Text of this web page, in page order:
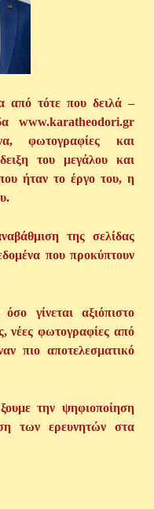
από τότε που δειλά –
www.karatheodori.gr
φωτογραφίες και
του μεγάλου και
ήταν το έργο του, η
της σελίδας
που προκύπτουν
γίνεται αξιόπιστο
νέες φωτογραφίες από
πιο αποτελεσματικό
την ψηφιοποίηση
των ερευνητών στα